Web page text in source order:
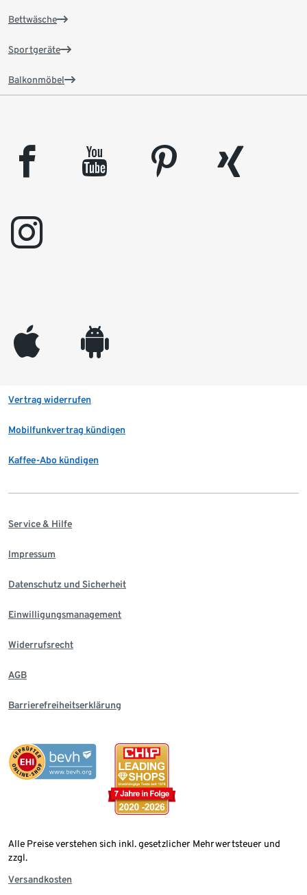
Bettwäsche
Sportgeräte
Balkonmöbel
facebook youtube pinterest
xing
instagram
appleinc android
Vertrag widerrufen
Mobilfunkvertrag kündigen
Kaffee-Abo kündigen
Service & Hilfe
Impressum
Datenschutz und Sicherheit
Einwilligungsmanagement
Widerrufsrecht
AGB
Barrierefreiheitserklärung
Alle Preise verstehen sich inkl. gesetzlicher Mehrwertsteuer und
zzgl.
Versandkosten